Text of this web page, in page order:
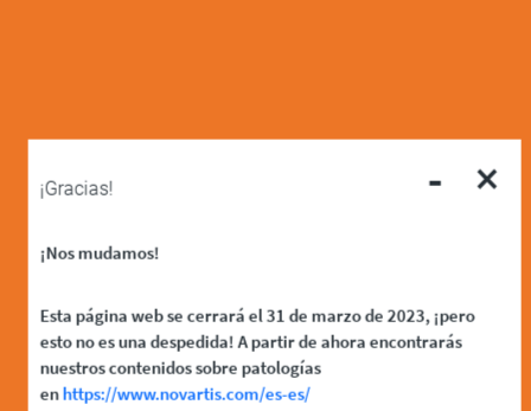
- ×
¡Gracias!
¡Nos mudamos!
Esta página web se cerrará el 31 de marzo de 2023, ¡pero
esto no es una despedida! A partir de ahora encontrarás
nuestros contenidos sobre patologías
enhttps://www.novartis.com/es-es/